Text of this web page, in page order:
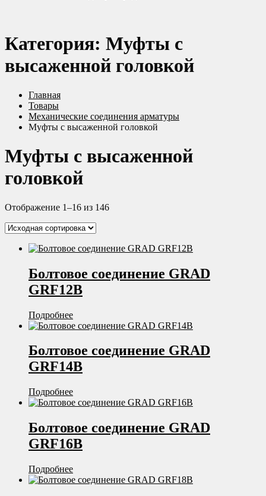
Категория: Муфты с
высаженной головкой
Главная
Товары
Механические соединения арматуры
Муфты с высаженной головкой
Муфты с высаженной
головкой
Отображение 1–16 из 146
Болтовое соединение GRAD
GRF12B
Подробнее
Болтовое соединение GRAD
GRF14B
Подробнее
Болтовое соединение GRAD
GRF16B
Подробнее